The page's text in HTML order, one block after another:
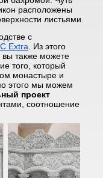
расположены
листьями.
с
Extra . Из этого
вы также можете
того, который
монастыре и
этого мы можем
проект
соотношение